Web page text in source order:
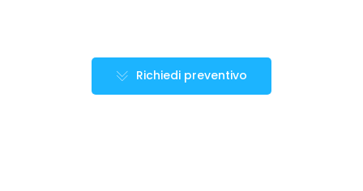
Richiedi preventivo